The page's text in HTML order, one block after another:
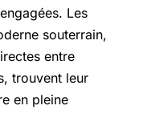
Les
souterrain,
entre
trouvent leur
en pleine